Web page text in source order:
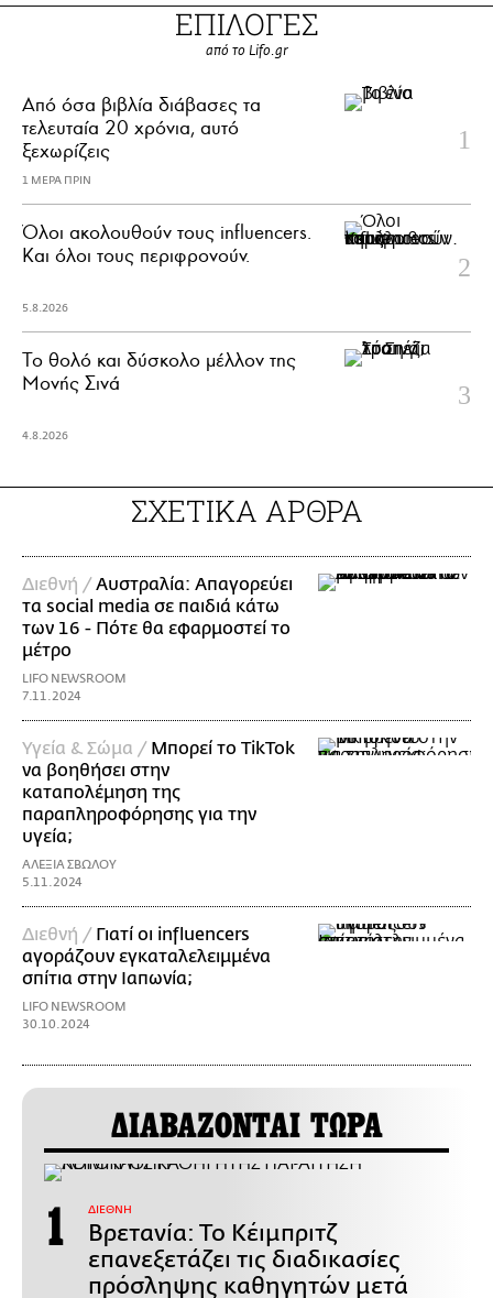
ΕΠΙΛΟΓΕΣ
από το Lifo.gr
Από όσα βιβλία διάβασες τα
τελευταία 20 χρόνια, αυτό
ξεχωρίζεις
1 ΜΕΡΑ ΠΡΙΝ
Όλοι ακολουθούν τους influencers.
Και όλοι τους περιφρονούν.
5.8.2026
Το θολό και δύσκολο μέλλον της
Μονής Σινά
4.8.2026
ΣΧΕΤΙΚΑ ΑΡΘΡΑ
Διεθνή / Αυστραλία: Απαγορεύει
τα social media σε παιδιά κάτω
των 16 - Πότε θα εφαρμοστεί το
μέτρο
LIFO NEWSROOM
7.11.2024
Υγεία & Σώμα / Μπορεί το TikTok
να βοηθήσει στην
καταπολέμηση της
παραπληροφόρησης για την
υγεία;
ΑΛΕΞΙΑ ΣΒΩΛΟΥ
5.11.2024
Διεθνή / Γιατί οι influencers
αγοράζουν εγκαταλελειμμένα
σπίτια στην Ιαπωνία;
LIFO NEWSROOM
30.10.2024
ΔΙΑΒΑΖΟΝΤΑΙ ΤΩΡΑ
ΔΙΕΘΝΗ
Βρετανία: Το Κέιμπριτζ
επανεξετάζει τις διαδικασίες
πρόσληψης καθηγητών μετά